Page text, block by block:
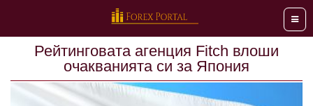
Меню
Рейтинговата агенция Fitch влоши
очакванията си за Япония